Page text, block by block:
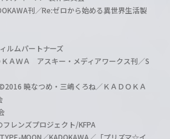
刊／Re:ゼロから始める異世界生活製
ルムパートナーズ
ＡＷＡ アスキー・メディアワークス刊／S
暁なつめ・三嶋くろね／ＫＡＤＯＫＡ
レンズプロジェクト/KFPA
MOON／KADOKAWA／「プリズマ☆イ